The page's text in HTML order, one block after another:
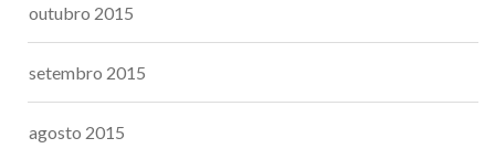
outubro 2015
setembro 2015
agosto 2015